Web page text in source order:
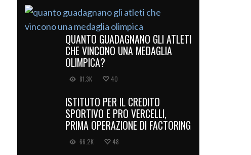
QUANTO GUADAGNANO GLI ATLETI
CHE VINCONO UNA MEDAGLIA
OLIMPICA?
81.3K 40
ISTITUTO PER IL CREDITO
SPORTIVO E PRO VERCELLI,
PRIMA OPERAZIONE DI FACTORING
66.2K 48